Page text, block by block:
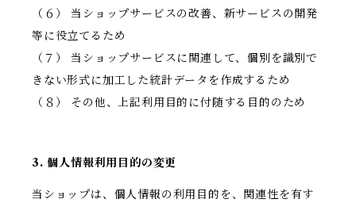
（６） 当ショップサービスの改善、新サービスの開発
等に役立てるため
（７） 当ショップサービスに関連して、個別を識別で
きない形式に加工した統計データを作成するため
（８） その他、上記利用目的に付随する目的のため
3. 個人情報利用目的の変更
当ショップは、個人情報の利用目的を、関連性を有す